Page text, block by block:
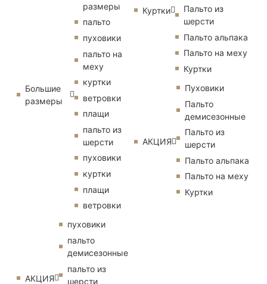
Большие
размеры
размеры
пальто
пуховики
пальто на
меху
куртки
ветровки
плащи
пальто из
шерсти
пуховики
куртки
плащи
ветровки
АКЦИЯ
пуховики
пальто
демисезонные
пальто из
шерсти
Куртки
Пальто из
шерсти
Пальто альпака
Пальто на меху
Куртки
АКЦИЯ
Пуховики
Пальто
демисезонные
Пальто из
шерсти
Пальто альпака
Пальто на меху
Куртки